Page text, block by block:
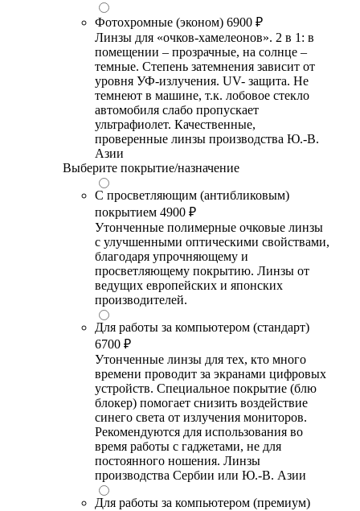
Фотохромные (эконом) 6900 ₽
Линзы для «очков-хамелеонов». 2 в 1: в
помещении – прозрачные, на солнце –
темные. Степень затемнения зависит от
уровня УФ-излучения. UV- защита. Не
темнеют в машине, т.к. лобовое стекло
автомобиля слабо пропускает
ультрафиолет. Качественные,
проверенные линзы производства Ю.-В.
Азии
Выберите покрытие/назначение
С просветляющим (антибликовым)
покрытием 4900 ₽
Утонченные полимерные очковые линзы
с улучшенными оптическими свойствами,
благодаря упрочняющему и
просветляющему покрытию. Линзы от
ведущих европейских и японских
производителей.
Для работы за компьютером (стандарт)
6700 ₽
Утонченные линзы для тех, кто много
времени проводит за экранами цифровых
устройств. Специальное покрытие (блю
блокер) помогает снизить воздействие
синего света от излучения мониторов.
Рекомендуются для использования во
время работы с гаджетами, не для
постоянного ношения. Линзы
производства Сербии или Ю.-В. Азии
Для работы за компьютером (премиум)